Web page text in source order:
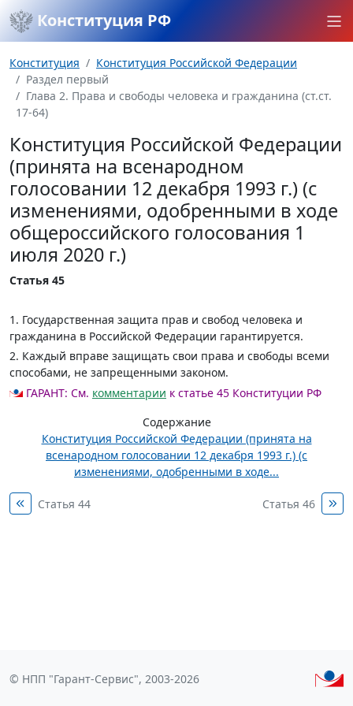
Конституция РФ
Конституция
Конституция Российской Федерации
Раздел первый
Глава 2. Права и свободы человека и гражданина (ст.ст.
17-64)
Конституция Российской Федерации
(принята на всенародном
голосовании 12 декабря 1993 г.) (с
изменениями, одобренными в ходе
общероссийского голосования 1
июля 2020 г.)
Статья 45
1. Государственная защита прав и свобод человека и
гражданина в Российской Федерации гарантируется.
2. Каждый вправе защищать свои права и свободы всеми
способами, не запрещенными законом.
ГАРАНТ: См. комментарии к статье 45 Конституции РФ
Содержание
Конституция Российской Федерации (принята на
всенародном голосовании 12 декабря 1993 г.) (с
изменениями, одобренными в ходе...
Статья 44 Статья 46
© НПП "Гарант-Сервис", 2003-2026